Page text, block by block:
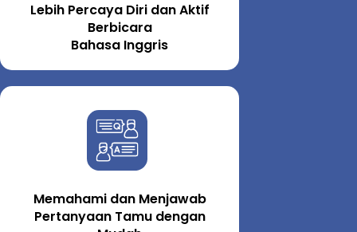
Lebih Percaya Diri dan Aktif
Berbicara
Bahasa Inggris
Memahami dan Menjawab
Pertanyaan Tamu dengan